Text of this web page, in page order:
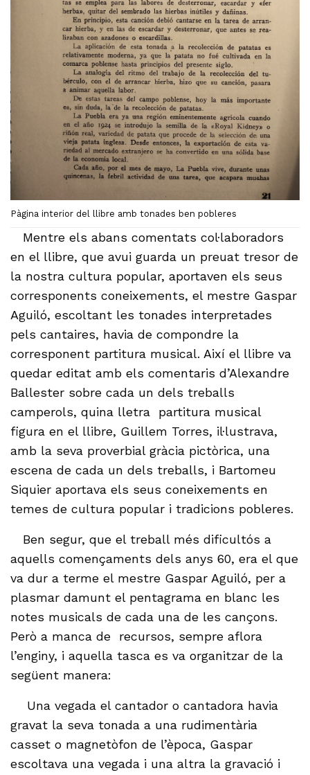
Pàgina interior del llibre amb tonades ben pobleres
Mentre els abans comentats col·laboradors
en el llibre, que avui guarda un preuat tresor de
la nostra cultura popular, aportaven els seus
corresponents coneixements, el mestre Gaspar
Aguiló, escoltant les tonades interpretades
pels cantaires, havia de compondre la
corresponent partitura musical. Així el llibre va
quedar editat amb els comentaris d’Alexandre
Ballester sobre cada un dels treballs
camperols, quina lletra partitura musical
figura en el llibre, Guillem Torres, il·lustrava,
amb la seva proverbial gràcia pictòrica, una
escena de cada un dels treballs, i Bartomeu
Siquier aportava els seus coneixements en
temes de cultura popular i tradicions pobleres.
Ben segur, que el treball més dificultós a
aquells començaments dels anys 60, era el que
va dur a terme el mestre Gaspar Aguiló, per a
plasmar damunt el pentagrama en blanc les
notes musicals de cada una de les cançons.
Però a manca de recursos, sempre aflora
l’enginy, i aquella tasca es va organitzar de la
següent manera:
Una vegada el cantador o cantadora havia
gravat la seva tonada a una rudimentària
casset o magnetòfon de l’època, Gaspar
escoltava una vegada i una altra la gravació i